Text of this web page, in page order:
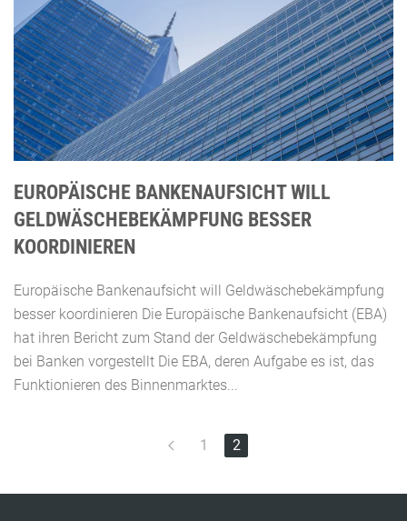
EUROPÄISCHE BANKENAUFSICHT WILL
GELDWÄSCHEBEKÄMPFUNG BESSER
KOORDINIEREN
Europäische Bankenaufsicht will Geldwäschebekämpfung
besser koordinieren Die Europäische Bankenaufsicht (EBA)
hat ihren Bericht zum Stand der Geldwäschebekämpfung
bei Banken vorgestellt Die EBA, deren Aufgabe es ist, das
Funktionieren des Binnenmarktes...
1 2